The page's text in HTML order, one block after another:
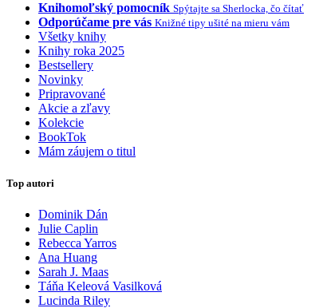
Knihomoľský pomocník Spýtajte sa Sherlocka, čo čítať
Odporúčame pre vás Knižné tipy ušité na mieru vám
Všetky knihy
Knihy roka 2025
Bestsellery
Novinky
Pripravované
Akcie a zľavy
Kolekcie
BookTok
Mám záujem o titul
Top autori
Dominik Dán
Julie Caplin
Rebecca Yarros
Ana Huang
Sarah J. Maas
Táňa Keleová Vasilková
Lucinda Riley